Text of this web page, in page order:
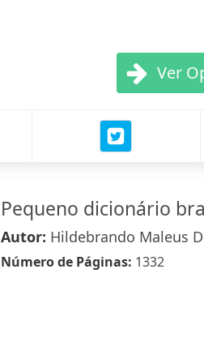
Ver
Pequeno dicionário
Autor: Hildebrando Maleus
Número de Páginas: 1332